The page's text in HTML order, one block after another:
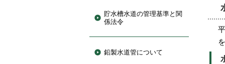
貯水槽水道の管理基準と関
係法令
鉛製水道管について